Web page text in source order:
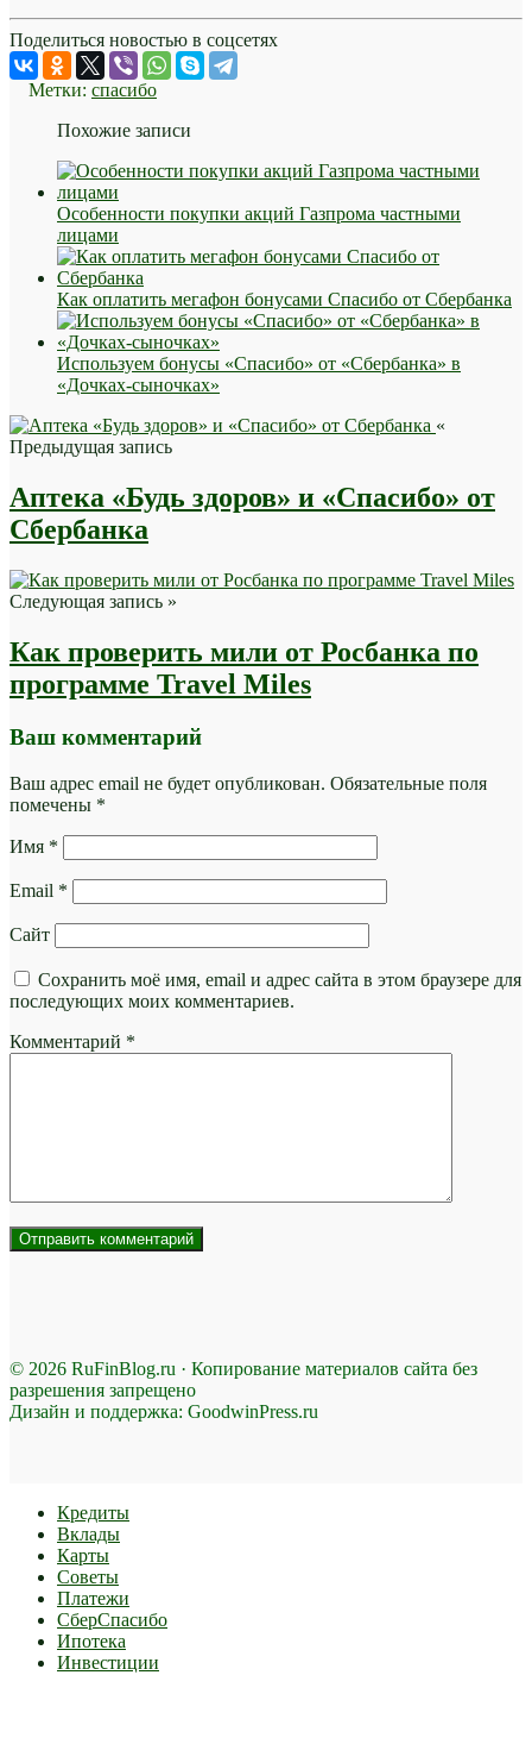
Поделиться новостью в соцсетях
Метки: спасибо
Похожие записи
Особенности покупки акций Газпрома частными
лицами
Как оплатить мегафон бонусами Спасибо от Сбербанка
Используем бонусы «Спасибо» от «Сбербанка» в
«Дочках-сыночках»
«
Предыдущая запись
Аптека «Будь здоров» и «Спасибо» от
Сбербанка
Следующая запись »
Как проверить мили от Росбанка по
программе Travel Miles
Ваш комментарий
Ваш адрес email не будет опубликован. Обязательные поля
помечены *
Имя *
Email *
Сайт
Сохранить моё имя, email и адрес сайта в этом браузере для
последующих моих комментариев.
Комментарий *
© 2026 RuFinBlog.ru · Копирование материалов сайта без
разрешения запрещено
Дизайн и поддержка: GoodwinPress.ru
Кредиты
Вклады
Карты
Советы
Платежи
СберСпасибо
Ипотека
Инвестиции